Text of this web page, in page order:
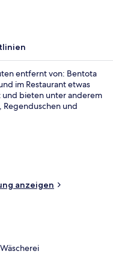
entfernt von: Bentota
im Restaurant etwas
und bieten unter anderem
Regenduschen und
anzeigen
Wäscherei